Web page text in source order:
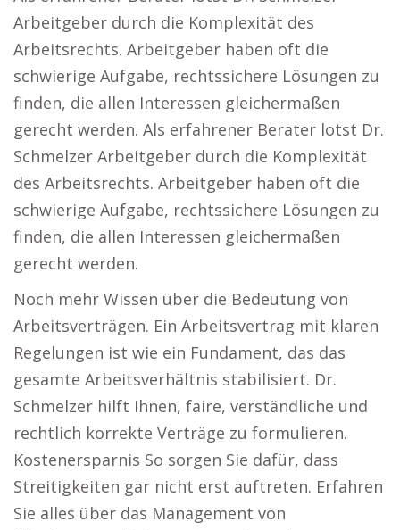
Arbeitgeber durch die Komplexität des
Arbeitsrechts. Arbeitgeber haben oft die
schwierige Aufgabe, rechtssichere Lösungen zu
finden, die allen Interessen gleichermaßen
gerecht werden. Als erfahrener Berater lotst Dr.
Schmelzer Arbeitgeber durch die Komplexität
des Arbeitsrechts. Arbeitgeber haben oft die
schwierige Aufgabe, rechtssichere Lösungen zu
finden, die allen Interessen gleichermaßen
gerecht werden.
Noch mehr Wissen über die Bedeutung von
Arbeitsverträgen. Ein Arbeitsvertrag mit klaren
Regelungen ist wie ein Fundament, das das
gesamte Arbeitsverhältnis stabilisiert. Dr.
Schmelzer hilft Ihnen, faire, verständliche und
rechtlich korrekte Verträge zu formulieren.
Kostenersparnis So sorgen Sie dafür, dass
Streitigkeiten gar nicht erst auftreten. Erfahren
Sie alles über das Management von